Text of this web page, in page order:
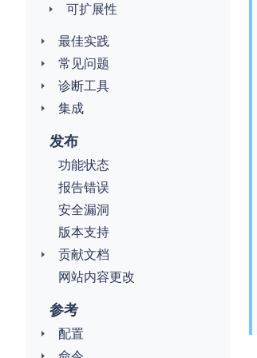
可扩展性
最佳实践
常见问题
诊断工具
集成
发布
功能状态
报告错误
安全漏洞
版本支持
贡献文档
网站内容更改
参考
配置
命令